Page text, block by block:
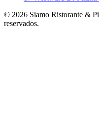
© 2026 Siamo Ristorante &
reservados.